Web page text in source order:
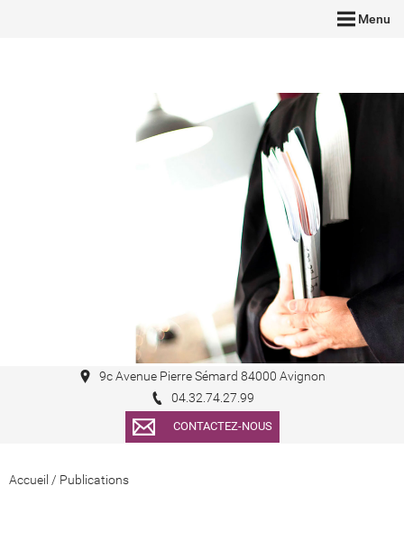
Menu
9c Avenue Pierre Sémard 84000 Avignon
04.32.74.27.99
CONTACTEZ-NOUS
Accueil / Publications